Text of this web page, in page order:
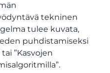
tekninen
tulee kuvata,
puhdistamiseksi
”Kasvojen